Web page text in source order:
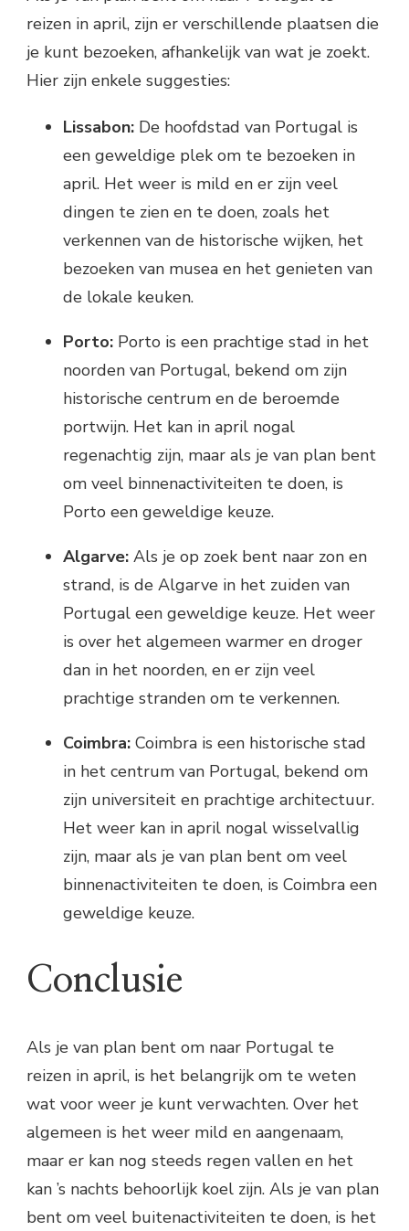
reizen in april, zijn er verschillende plaatsen die
je kunt bezoeken, afhankelijk van wat je zoekt.
Hier zijn enkele suggesties:
Lissabon: De hoofdstad van Portugal is
een geweldige plek om te bezoeken in
april. Het weer is mild en er zijn veel
dingen te zien en te doen, zoals het
verkennen van de historische wijken, het
bezoeken van musea en het genieten van
de lokale keuken.
Porto: Porto is een prachtige stad in het
noorden van Portugal, bekend om zijn
historische centrum en de beroemde
portwijn. Het kan in april nogal
regenachtig zijn, maar als je van plan bent
om veel binnenactiviteiten te doen, is
Porto een geweldige keuze.
Algarve: Als je op zoek bent naar zon en
strand, is de Algarve in het zuiden van
Portugal een geweldige keuze. Het weer
is over het algemeen warmer en droger
dan in het noorden, en er zijn veel
prachtige stranden om te verkennen.
Coimbra: Coimbra is een historische stad
in het centrum van Portugal, bekend om
zijn universiteit en prachtige architectuur.
Het weer kan in april nogal wisselvallig
zijn, maar als je van plan bent om veel
binnenactiviteiten te doen, is Coimbra een
geweldige keuze.
Conclusie
Als je van plan bent om naar Portugal te
reizen in april, is het belangrijk om te weten
wat voor weer je kunt verwachten. Over het
algemeen is het weer mild en aangenaam,
maar er kan nog steeds regen vallen en het
kan ’s nachts behoorlijk koel zijn. Als je van plan
bent om veel buitenactiviteiten te doen, is het